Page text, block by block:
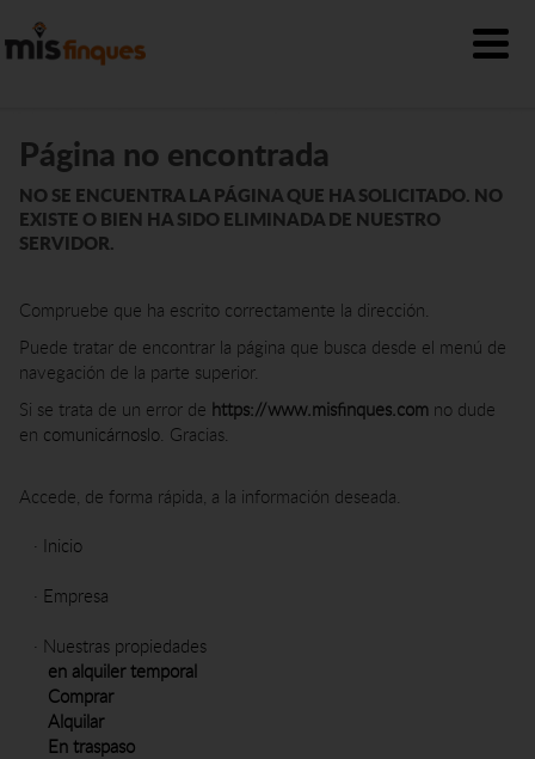
Página no encontrada
NO SE ENCUENTRA LA PÁGINA QUE HA SOLICITADO. NO
EXISTE O BIEN HA SIDO ELIMINADA DE NUESTRO
SERVIDOR.
Compruebe que ha escrito correctamente la dirección.
Puede tratar de encontrar la página que busca desde el menú de
navegación de la parte superior.
Si se trata de un error de https://www.misfinques.com no dude
en comunicárnoslo. Gracias.
Accede, de forma rápida, a la información deseada.
· Inicio
· Empresa
· Nuestras propiedades
en alquiler temporal
Comprar
Alquilar
En traspaso